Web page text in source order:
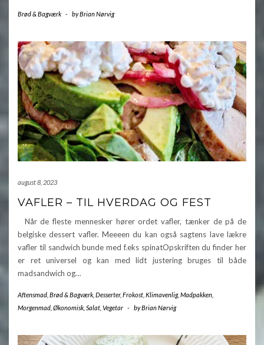
Brød & Bagværk - byBrian Nørvig
august 8, 2023
VAFLER – TIL HVERDAG OG FEST
Når de fleste mennesker hører ordet vafler, tænker de på de
belgiske dessert vafler. Meeeen du kan også sagtens lave lækre
vafler til sandwich bunde med f.eks spinatOpskriften du finder her
er ret universel og kan med lidt justering bruges til både
madsandwich og…
Aftensmad Brød & Bagværk Desserter, Frokost Klimavenlig, Madpakken
Morgenmad Økonomisk Salat Vegetar - byBrian Nørvig